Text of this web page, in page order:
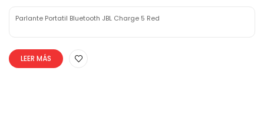
Parlante Portatil Bluetooth JBL Charge 5 Red
LEER MÁS